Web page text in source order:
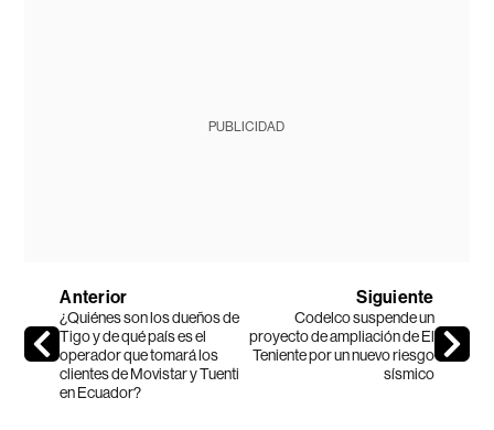
PUBLICIDAD
Anterior
¿Quiénes son los dueños de
Tigo y de qué país es el
operador que tomará los
clientes de Movistar y Tuenti
en Ecuador?
Siguiente
Codelco suspende un
proyecto de ampliación de El
Teniente por un nuevo riesgo
sísmico